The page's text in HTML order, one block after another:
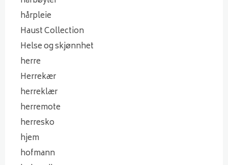
hårpleie
Haust Collection
Helse og skjønnhet
herre
Herrekær
herreklær
herremote
herresko
hjem
hofmann